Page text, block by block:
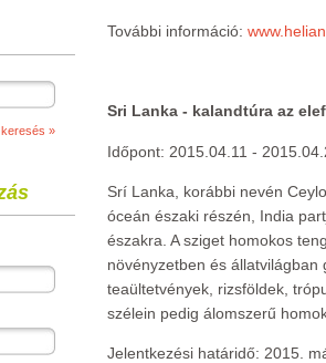
További információ:
Sri Lanka - kalandtúra az
Időpont: 2015.04.11 -
Srí Lanka, korábbi nevén
óceán északi részén, India
északra. A sziget homokos
növényzetben és állatvilágban
teaültetvények, rizsföldek,
szélein pedig álomszerű
Jelentkezési határidő: 2015.